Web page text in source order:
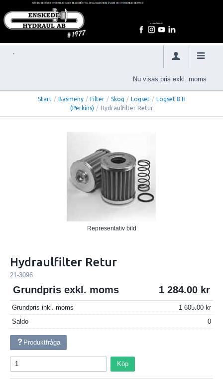
Nu visas pris exkl. moms
Start / Basmeny / Filter / Skog / Logset / Logset 8 H
(Perkins) / Hydraulfilter Retur
Representativ bild
Hydraulfilter Retur
21-3096
Grundpris exkl. moms 1 284.00
Grundpris inkl. moms
1 605.00
Saldo
0
Produktfråga
Köp